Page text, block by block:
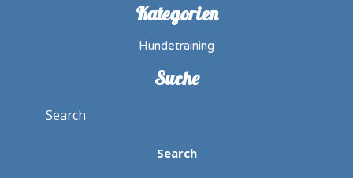
Kategorien
Hundetraining
Suche